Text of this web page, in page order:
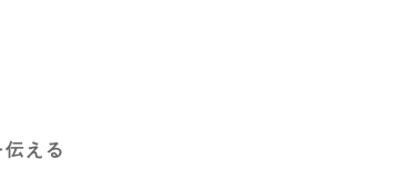
える